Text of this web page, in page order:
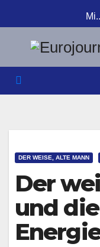
Inhalt
springen
DER WEISE, ALTE MANN
Der
und die